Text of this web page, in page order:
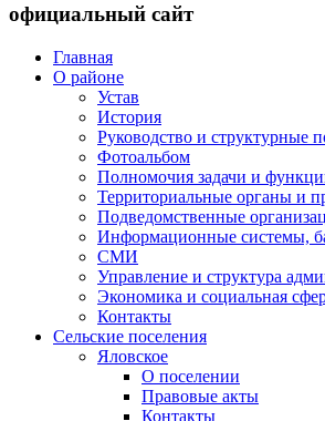
официальный сайт
Главная
О районе
Устав
История
Руководство и структурные
Фотоальбом
Полномочия задачи и
Территориальные органы и
Подведомственные
Информационные системы,
СМИ
Управление и структура
Экономика и социальная
Контакты
Сельские поселения
Яловское
О поселении
Правовые акты
Контакты